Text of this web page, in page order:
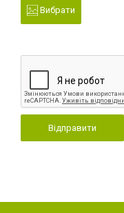
Вибрати
Відправити